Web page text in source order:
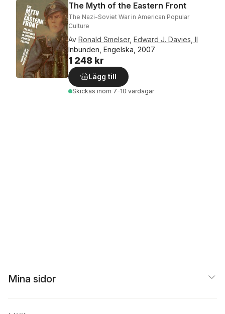
The Myth of the Eastern Front
The Nazi-Soviet War in American Popular
Culture
Av Ronald Smelser, Edward J. Davies, ll
Inbunden, Engelska, 2007
1 248 kr
Lägg till
Skickas inom 7-10 vardagar
Mina sidor